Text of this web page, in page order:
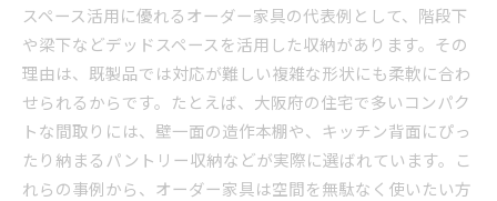
スペース活用に優れるオーダー家具の代表例として、階段下
や梁下などデッドスペースを活用した収納があります。その
理由は、既製品では対応が難しい複雑な形状にも柔軟に合わ
せられるからです。たとえば、大阪府の住宅で多いコンパク
トな間取りには、壁一面の造作本棚や、キッチン背面にぴっ
たり納まるパントリー収納などが実際に選ばれています。こ
れらの事例から、オーダー家具は空間を無駄なく使いたい方